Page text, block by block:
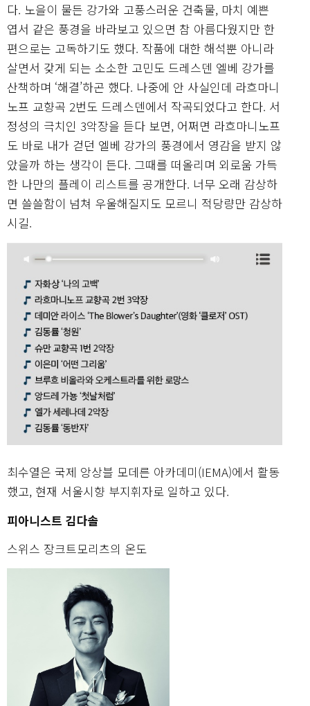
다. 노을이 물든 강가와 고풍스러운 건축물, 마치 예쁜
엽서 같은 풍경을 바라보고 있으면 참 아름다웠지만 한
편으로는 고독하기도 했다. 작품에 대한 해석뿐 아니라
살면서 갖게 되는 소소한 고민도 드레스덴 엘베 강가를
산책하며 ‘해결’하곤 했다. 나중에 안 사실인데 라흐마니
노프 교향곡 2번도 드레스덴에서 작곡되었다고 한다. 서
정성의 극치인 3악장을 듣다 보면, 어쩌면 라흐마니노프
도 바로 내가 걷던 엘베 강가의 풍경에서 영감을 받지 않
았을까 하는 생각이 든다. 그때를 떠올리며 외로움 가득
한 나만의 플레이 리스트를 공개한다. 너무 오래 감상하
면 쓸쓸함이 넘쳐 우울해질지도 모르니 적당량만 감상하
시길.
최수열은 국제 앙상블 모데른 아카데미(IEMA)에서 활동
했고, 현재 서울시향 부지휘자로 일하고 있다.
피아니스트 김다솔
스위스 장크트모리츠의 온도